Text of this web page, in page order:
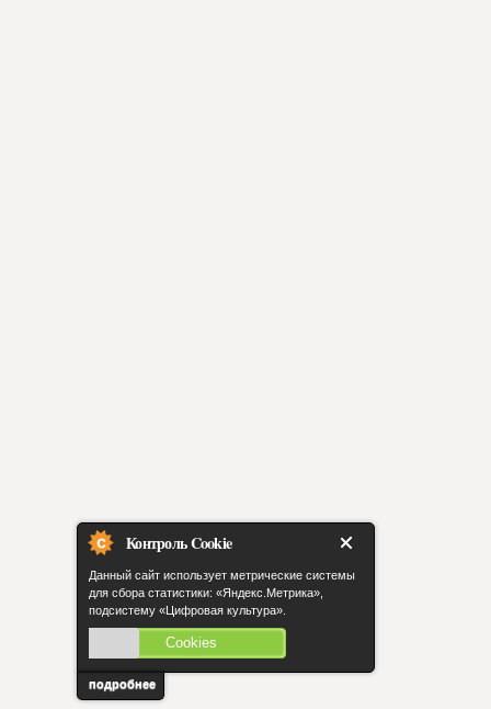
Контроль Cookie
Данный сайт использует метрические системы
для сбора статистики: «Яндекс.Метрика»,
подсистему «Цифровая культура».
Cookies
включены
подробнее